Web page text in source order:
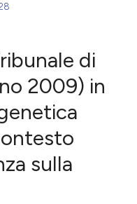
di
2009) in
sulla